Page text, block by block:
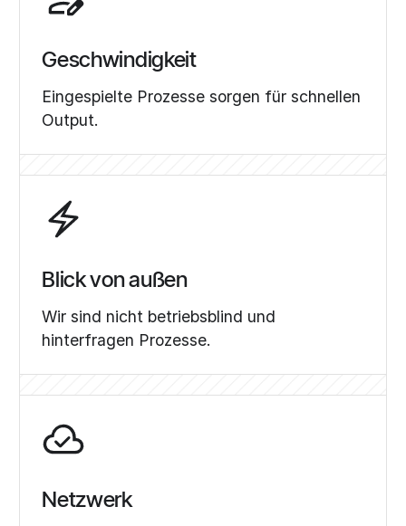
Geschwindigkeit
Eingespielte Prozesse sorgen für schnellen
Output.
Blick von außen
Wir sind nicht betriebsblind und
hinterfragen Prozesse.
Netzwerk